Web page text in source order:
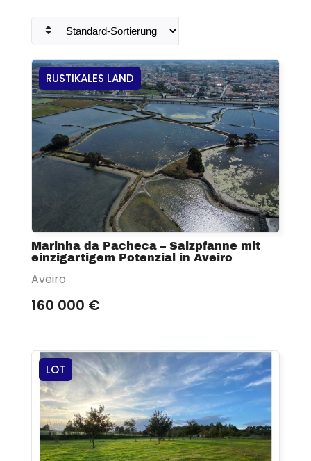
RUSTIKALES LAND
Marinha da Pacheca – Salzpfanne mit
einzigartigem Potenzial in Aveiro
Aveiro
160 000 €
LOT